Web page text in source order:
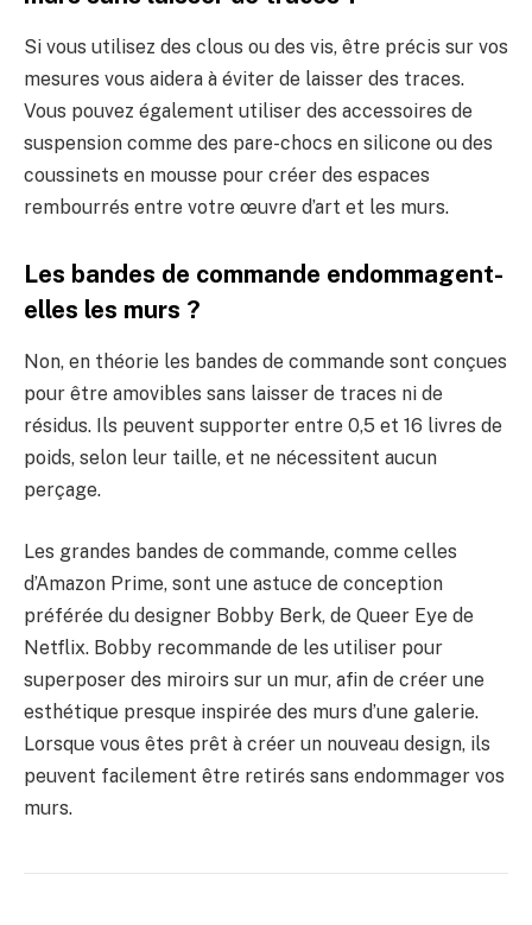
Si vous utilisez des clous ou des vis, être précis sur vos
mesures vous aidera à éviter de laisser des traces.
Vous pouvez également utiliser des accessoires de
suspension comme des pare-chocs en silicone ou des
coussinets en mousse pour créer des espaces
rembourrés entre votre œuvre d’art et les murs.
Les bandes de commande endommagent-
elles les murs ?
Non, en théorie les bandes de commande sont conçues
pour être amovibles sans laisser de traces ni de
résidus. Ils peuvent supporter entre 0,5 et 16 livres de
poids, selon leur taille, et ne nécessitent aucun
perçage.
Les grandes bandes de commande, comme celles
d’Amazon Prime, sont une astuce de conception
préférée du designer Bobby Berk, de Queer Eye de
Netflix. Bobby recommande de les utiliser pour
superposer des miroirs sur un mur, afin de créer une
esthétique presque inspirée des murs d’une galerie.
Lorsque vous êtes prêt à créer un nouveau design, ils
peuvent facilement être retirés sans endommager vos
murs.